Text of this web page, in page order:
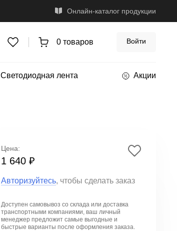
Онлайн-каталог продукции
0 товаров Войти
Светодиодная лента Акции
Цена:
1 640 ₽
Авторизуйтесь, чтобы сделать заказ
Доступен самовывоз со склада или доставка
транспортными компаниями, ваш личный
менеджер предложит самые выгодные и
быстрые варианты после оформления заказа.